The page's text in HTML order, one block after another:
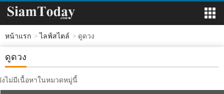
หน้าแรก ไลฟ์สไตล์ ดูดวง
ดูดวง
งไม่มีเนื้อหาในหมวดหมู่นี้